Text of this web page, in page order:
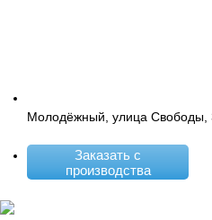
Молодёжный, улица Свободы,
Заказать с
производства